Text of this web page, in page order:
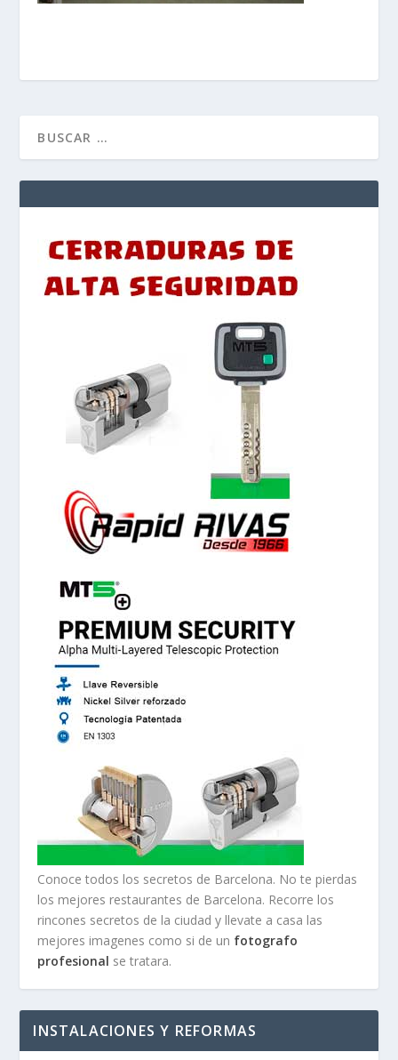
Conoce todos los secretos de Barcelona. No te pierdas
los mejores restaurantes de Barcelona. Recorre los
rincones secretos de la ciudad y llevate a casa las
mejores imagenes como si de un fotografo
profesional se tratara.
INSTALACIONES Y REFORMAS